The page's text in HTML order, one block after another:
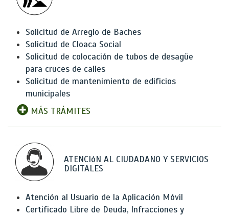
Solicitud de Arreglo de Baches
Solicitud de Cloaca Social
Solicitud de colocación de tubos de desagüe
para cruces de calles
Solicitud de mantenimiento de edificios
municipales
MÁS TRÁMITES
ATENCIóN AL CIUDADANO Y SERVICIOS
DIGITALES
Atención al Usuario de la Aplicación Móvil
Certificado Libre de Deuda, Infracciones y